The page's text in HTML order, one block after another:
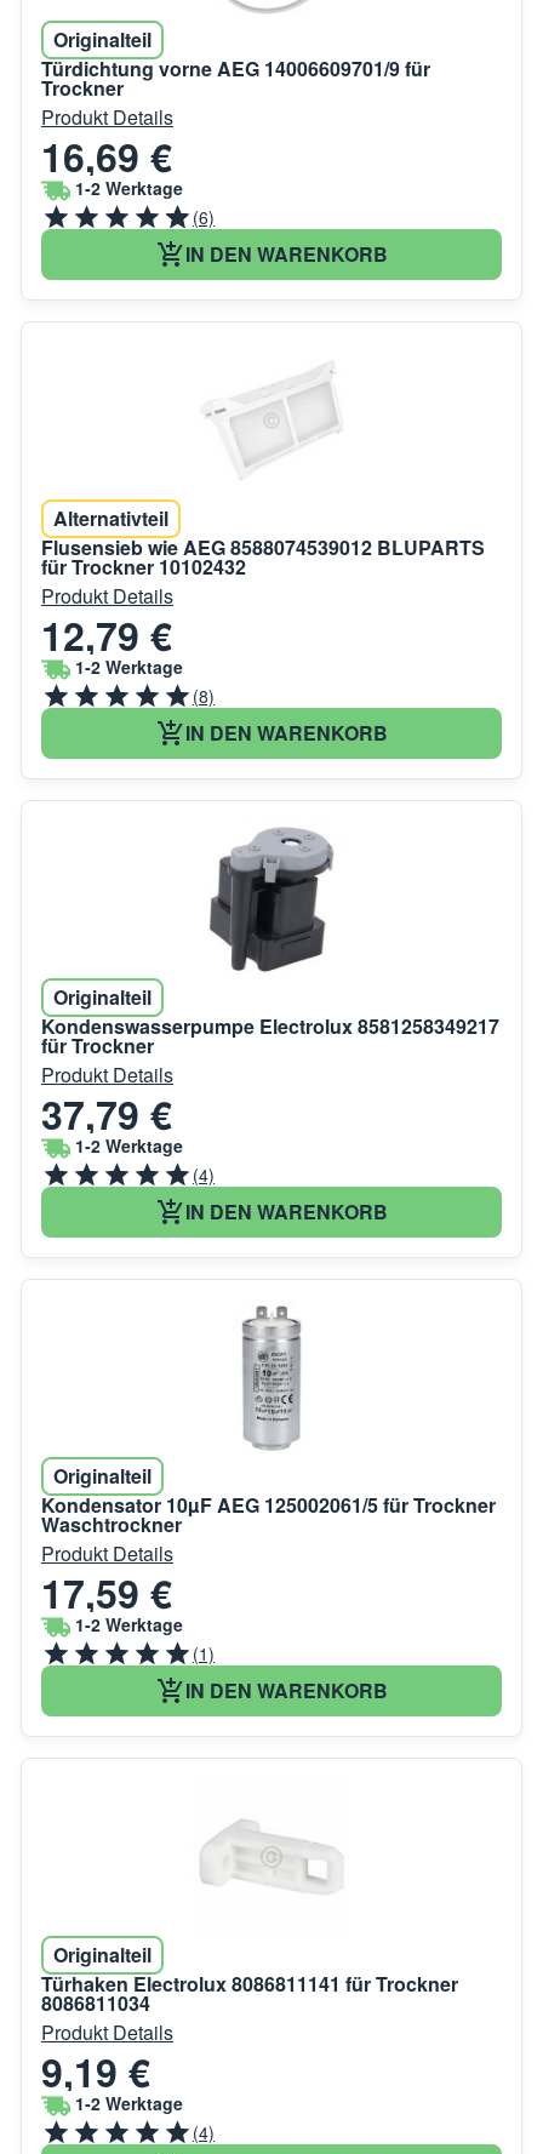
Originalteil
Türdichtung vorne AEG 14006609701/9 für
Trockner
Produkt Details
16,69 €
1-2 Werktage
(6)
IN DEN WARENKORB
Alternativteil
Flusensieb wie AEG 8588074539012 BLUPARTS
für Trockner 10102432
Produkt Details
12,79 €
1-2 Werktage
(8)
IN DEN WARENKORB
Originalteil
Kondenswasserpumpe Electrolux 8581258349217
für Trockner
Produkt Details
37,79 €
1-2 Werktage
(4)
IN DEN WARENKORB
Originalteil
Kondensator 10µF AEG 125002061/5 für Trockner
Waschtrockner
Produkt Details
17,59 €
1-2 Werktage
(1)
IN DEN WARENKORB
Originalteil
Türhaken Electrolux 8086811141 für Trockner
8086811034
Produkt Details
9,19 €
1-2 Werktage
(4)